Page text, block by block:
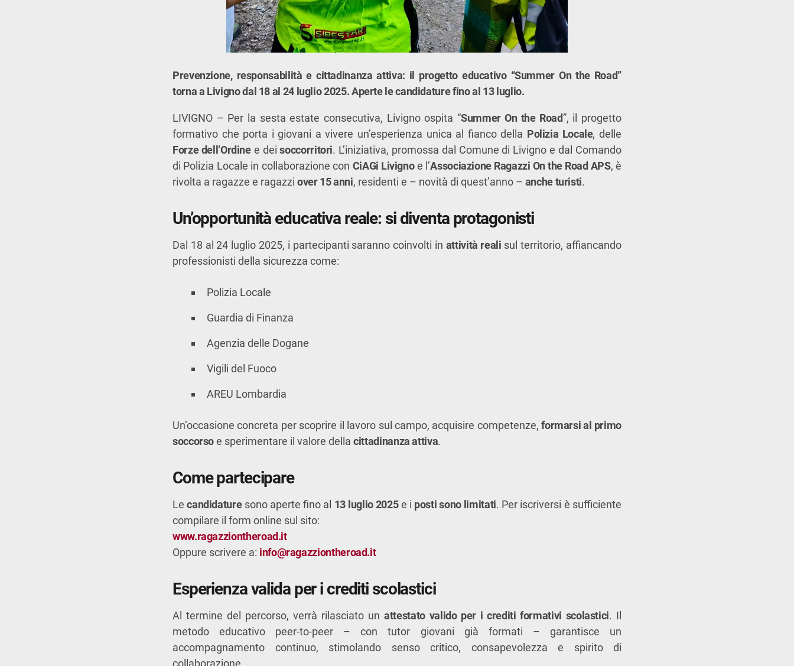
Prevenzione, responsabilità e cittadinanza attiva: il progetto educativo “Summer On the Road”
torna a Livigno dal 18 al 24 luglio 2025. Aperte le candidature fino al 13 luglio.
LIVIGNO – Per la sesta estate consecutiva, Livigno ospita “Summer On the Road”, il progetto
formativo che porta i giovani a vivere un’esperienza unica al fianco della Polizia Locale, delle
Forze dell’Ordinee deisoccorritori. L’iniziativa, promossa dal Comune di Livigno e dal Comando
di Polizia Locale in collaborazione con CiAGi Livignoe l’Associazione Ragazzi On the Road APS, è
rivolta a ragazze e ragazzi over 15 anni, residenti e – novità di quest’anno – anche turisti.
Un’opportunità educativa reale: si diventa protagonisti
Dal 18 al 24 luglio 2025, i partecipanti saranno coinvolti in attività reali sul territorio, affiancando
professionisti della sicurezza come:
Polizia Locale
Guardia di Finanza
Agenzia delle Dogane
Vigili del Fuoco
AREU Lombardia
Un’occasione concreta per scoprire il lavoro sul campo, acquisire competenze,formarsi al primo
soccorsoe sperimentare il valore dellacittadinanza attiva.
Come partecipare
Lecandidaturesono aperte fino al 13 luglio 2025e i posti sono limitati. Per iscriversi è sufficiente
compilare il form online sul sito:
www.ragazziontheroad.it
Oppure scrivere a: info@ragazziontheroad.it
Esperienza valida per i crediti scolastici
Al termine del percorso, verrà rilasciato unattestato valido per i crediti formativi scolastici. Il
metodo educativo peer-to-peer – con tutor giovani già formati – garantisce un
accompagnamento continuo, stimolando senso critico, consapevolezza e spirito di